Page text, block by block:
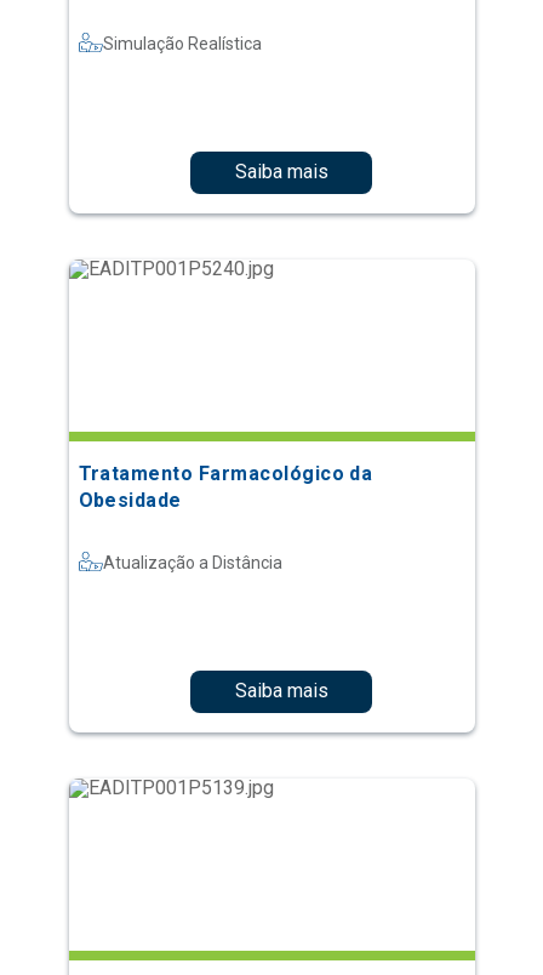
Simulação Realística
Saiba mais
Tratamento Farmacológico da
Obesidade
Atualização a Distância
Saiba mais